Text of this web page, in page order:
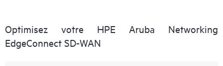
Optimisez votre HPE Aruba Networking
EdgeConnect SD-WAN